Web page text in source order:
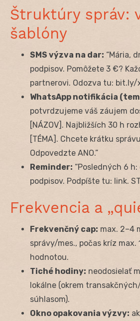
Štruktúry správ:
šablóny
SMS výzva na dar: “Mária,
podpisov. Pomôžete 3 €?
partnerovi. Odozva tu: bit.ly/
WhatsApp notifikácia
potvrdzujeme váš záujem
[NÁZOV]. Najbližších 30 h
[TÉMA]. Chcete krátku
Odpovedzte ANO.”
Reminder: “Posledných 6
podpisov. Podpíšte tu: link.
Frekvencia a
Frekvenčný cap: max. 2–4
správy/mes., počas kríz max.
hodnotou.
Tiché hodiny: neodosielať
lokálne (okrem
súhlasom).
Okno opakovania výzvy: